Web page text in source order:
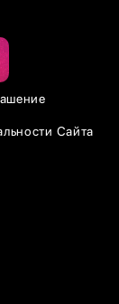
Сайта